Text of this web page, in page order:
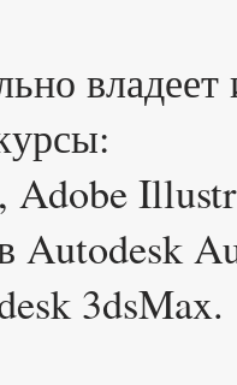
Adobe
Autodesk
3dsMax.